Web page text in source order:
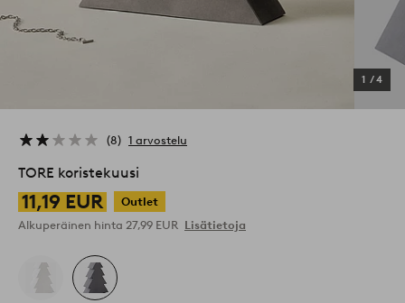
1 /4
8 1 arvostelu
TORE koristekuusi
11,19 EUR
Outlet
Alkuperäinen hinta 27,99 EUR Lisätietoja